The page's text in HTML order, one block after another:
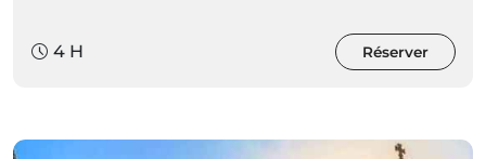
4 H Réserver